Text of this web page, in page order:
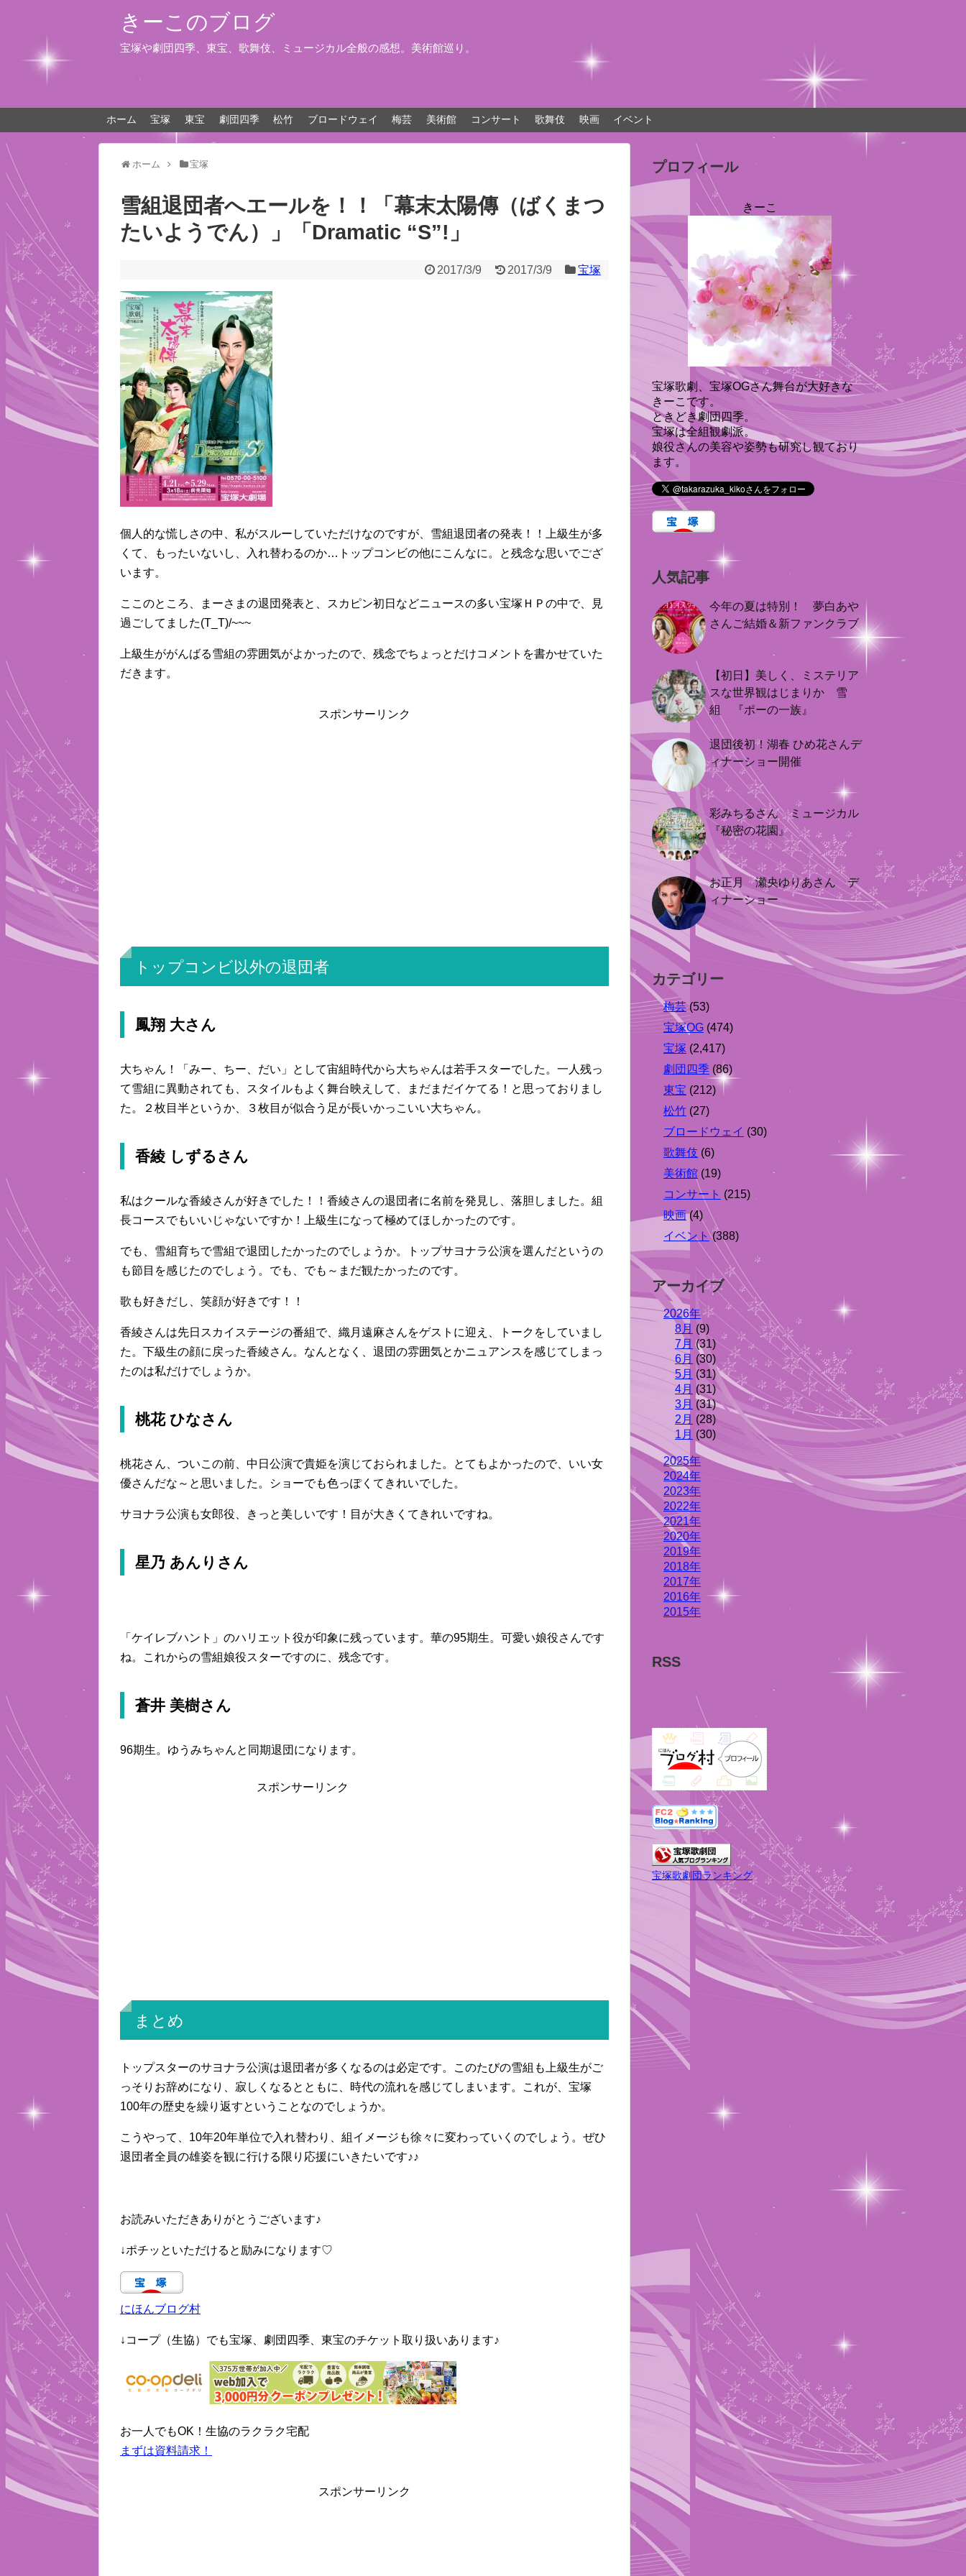
きーこのブログ
宝塚や劇団四季、東宝、歌舞伎、ミュージカル全般の感想。美術館巡り。
ホーム 宝塚 東宝 劇団四季 松竹 ブロードウェイ 梅芸 美術館 コンサート 歌舞伎 映画 イベント
ホーム 宝塚
雪組退団者へエールを！！「幕末太陽傳（ばくまつ
たいようでん）」「Dramatic “S”!」
2017/3/9 2017/3/9 宝塚
個人的な慌しさの中、私がスルーしていただけなのですが、雪組退団者の発表！！上級生が多
くて、もったいないし、入れ替わるのか…トップコンビの他にこんなに。と残念な思いでござ
います。
ここのところ、まーさまの退団発表と、スカピン初日などニュースの多い宝塚ＨＰの中で、見
過ごしてました(T_T)/~~~
上級生ががんばる雪組の雰囲気がよかったので、残念でちょっとだけコメントを書かせていた
だきます。
スポンサーリンク
トップコンビ以外の退団者
鳳翔 大さん
大ちゃん！「みー、ちー、だい」として宙組時代から大ちゃんは若手スターでした。一人残っ
て雪組に異動されても、スタイルもよく舞台映えして、まだまだイケてる！と思っておりまし
た。２枚目半というか、３枚目が似合う足が長いかっこいい大ちゃん。
香綾 しずるさん
私はクールな香綾さんが好きでした！！香綾さんの退団者に名前を発見し、落胆しました。組
長コースでもいいじゃないですか！上級生になって極めてほしかったのです。
でも、雪組育ちで雪組で退団したかったのでしょうか。トップサヨナラ公演を選んだというの
も節目を感じたのでしょう。でも、でも～まだ観たかったのです。
歌も好きだし、笑顔が好きです！！
香綾さんは先日スカイステージの番組で、織月遠麻さんをゲストに迎え、トークをしていまし
た。下級生の顔に戻った香綾さん。なんとなく、退団の雰囲気とかニュアンスを感じてしまっ
たのは私だけでしょうか。
桃花 ひなさん
桃花さん、ついこの前、中日公演で貴姫を演じておられました。とてもよかったので、いい女
優さんだな～と思いました。ショーでも色っぽくてきれいでした。
サヨナラ公演も女郎役、きっと美しいです！目が大きくてきれいですね。
星乃 あんりさん
「ケイレブハント」のハリエット役が印象に残っています。華の95期生。可愛い娘役さんです
ね。これからの雪組娘役スターですのに、残念です。
蒼井 美樹さん
96期生。ゆうみちゃんと同期退団になります。
スポンサーリンク
まとめ
トップスターのサヨナラ公演は退団者が多くなるのは必定です。このたびの雪組も上級生がご
っそりお辞めになり、寂しくなるとともに、時代の流れを感じてしまいます。これが、宝塚
100年の歴史を繰り返すということなのでしょうか。
こうやって、10年20年単位で入れ替わり、組イメージも徐々に変わっていくのでしょう。ぜひ
退団者全員の雄姿を観に行ける限り応援にいきたいです♪♪
お読みいただきありがとうございます♪
↓ポチッといただけると励みになります♡
にほんブログ村
↓コープ（生協）でも宝塚、劇団四季、東宝のチケット取り扱いあります♪
お一人でもOK！生協のラクラク宅配
まずは資料請求！
スポンサーリンク
プロフィール
きーこ
宝塚歌劇、宝塚OGさん舞台が大好きな
きーこです。
ときどき劇団四季。
宝塚は全組観劇派。
娘役さんの美容や姿勢も研究し観ており
ます。
人気記事
今年の夏は特別！ 夢白あや
さんご結婚＆新ファンクラブ
【初日】美しく、ミステリア
スな世界観はじまりか 雪
組 『ポーの一族』
退団後初！湖春 ひめ花さんデ
ィナーショー開催
彩みちるさん ミュージカル
『秘密の花園』
お正月 瀬央ゆりあさん デ
ィナーショー
カテゴリー
梅芸(53)
宝塚OG (474)
宝塚 (2,417)
劇団四季 (86)
東宝 (212)
松竹 (27)
ブロードウェイ (30)
歌舞伎 (6)
美術館 (19)
コンサート (215)
映画(4)
イベント(388)
アーカイブ
2026年
8月 (9)
7月 (31)
6月 (30)
5月 (31)
4月 (31)
3月 (31)
2月 (28)
1月 (30)
2025年
2024年
2023年
2022年
2021年
2020年
2019年
2018年
2017年
2016年
2015年
RSS
宝塚歌劇団ランキング